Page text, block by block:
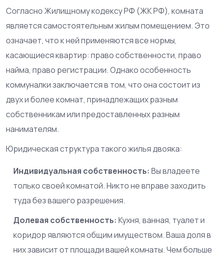
СогласноЖилищному кодексу РФ (ЖК РФ), комната
является самостоятельным жилым помещением. Это
означает, что к ней применяются все нормы,
касающиеся квартир: право собственности, право
найма, право регистрации. Однако особенность
коммуналки заключается в том, что она состоит из
двух и более комнат, принадлежащих разным
собственникам или предоставленных разным
нанимателям.
Юридическая структура такого жилья двояка:
Индивидуальная собственность: Вы владеете
только своей комнатой. Никто не вправе заходить
туда без вашего разрешения.
Долевая собственность: Кухня, ванная, туалет и
коридор являются общим имуществом. Ваша доля в
них зависит от площади вашей комнаты. Чем больше